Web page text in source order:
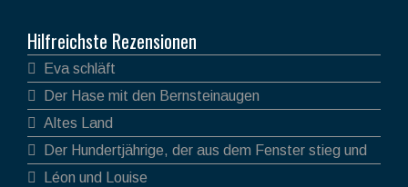
Hilfreichste Rezensionen
Eva schläft
Der Hase mit den Bernsteinaugen
Altes Land
Der Hundertjährige, der aus dem Fenster stieg und
verschwand
Léon und Louise